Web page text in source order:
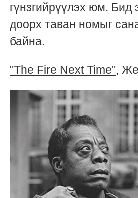
гүнзгийрүүлэх юм. Бид
доорх таван номыг
байна.
"The Fire Next Time",